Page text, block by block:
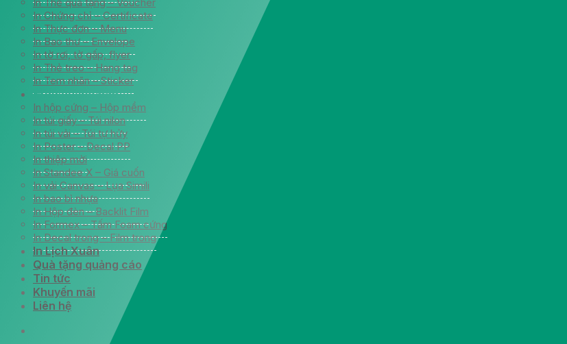
In Chứng chỉ – Certificate
In Thực đơn – Menu
In Bao thư – Envelope
In tờ rơi, tờ gấp, flyer
In Thẻ treo – Hang tag
In Tem nhãn – Sticker
In ấn quảng cáo
In hộp cứng – Hộp mềm
In túi giấy – Túi nilon
In túi vải – Túi tự hửy
In Poster – Decal PP
In thiệp mời
In Standee X – Giá cuốn
In vải Canvas – Lụa Simili
In bao bì nhựa
In Hộp đèn – Backlit Film
In Formex – Tấm Foam cứng
In Decal trong – Film trong
In Lịch Xuân
Quà tặng quảng cáo
Tin tức
Khuyến mãi
Liên hệ